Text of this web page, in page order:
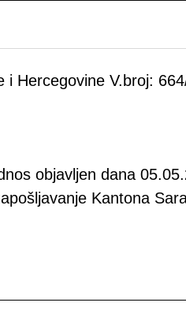
Hercegovine V.broj:
objavljen dana
Kantona